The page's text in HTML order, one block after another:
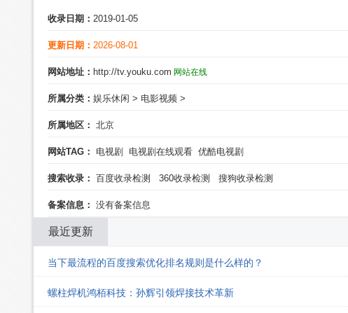
收录日期： 2019-01-05
更新日期： 2026-08-01
网站地址： http://tv.youku.com 网站在线
所属分类： 娱乐休闲 > 电影视频 >
所属地区： 北京
网站TAG： 电视剧 电视剧在线观看 优酷电视剧
搜索收录： 百度收录检测 360收录检测 搜狗收录检测
备案信息： 没有备案信息
最近更新
当下最流程的百度搜索优化排名规则是什么样的？
螺柱焊机鸿栢科技：孙辉引领焊接技术革新